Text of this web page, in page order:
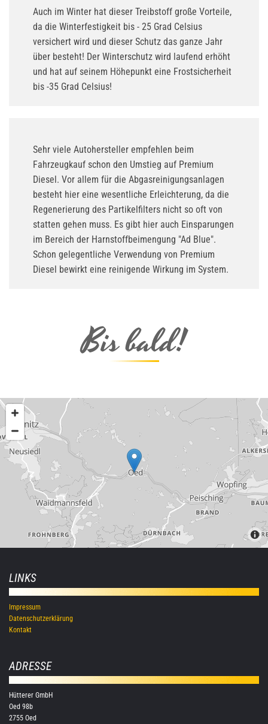
Auch im Winter hat dieser Treibstoff große Vorteile,
da die Winterfestigkeit bis - 25 Grad Celsius
versichert wird und dieser Schutz das ganze Jahr
über besteht! Der Winterschutz wird laufend erhöht
und hat auf seinem Höhepunkt eine Frostsicherheit
bis -35 Grad Celsius!
Sehr viele Autohersteller empfehlen beim
Fahrzeugkauf schon den Umstieg auf Premium
Diesel. Vor allem für die Abgasreinigungsanlagen
besteht hier eine wesentliche Erleichterung, da die
Regenerierung des Partikelfilters nicht so oft von
statten gehen muss. Es gibt hier auch Einsparungen
im Bereich der Harnstoffbeimengung "Ad Blue".
Schon gelegentliche Verwendung von Premium
Diesel bewirkt eine reinigende Wirkung im System.
Bis bald!
LINKS
Impressum
Datenschutzerklärung
Kontakt
ADRESSE
Hütterer GmbH
Oed 98b
2755 Oed